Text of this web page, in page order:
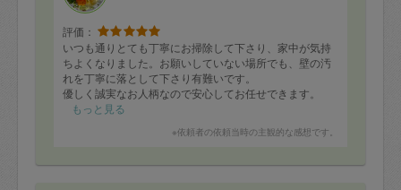
評価：
いつも通りとても丁寧にお掃除して下さり、家中が気持
ちよくなりました。お願いしていない場所でも、壁の汚
れを丁寧に落として下さり有難いです。
優しく誠実なお人柄なので安心してお任せできます。
ありがとうございました。
もっと見る
※依頼者の依頼当時の主観的な感想です。